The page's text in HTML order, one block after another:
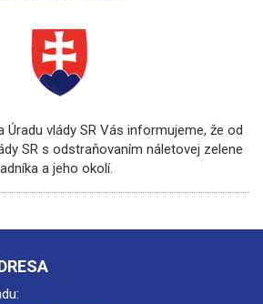
Úradu vlády SR Vás informujeme, že od
SR s odstraňovaním náletovej zelene
a jeho okolí.